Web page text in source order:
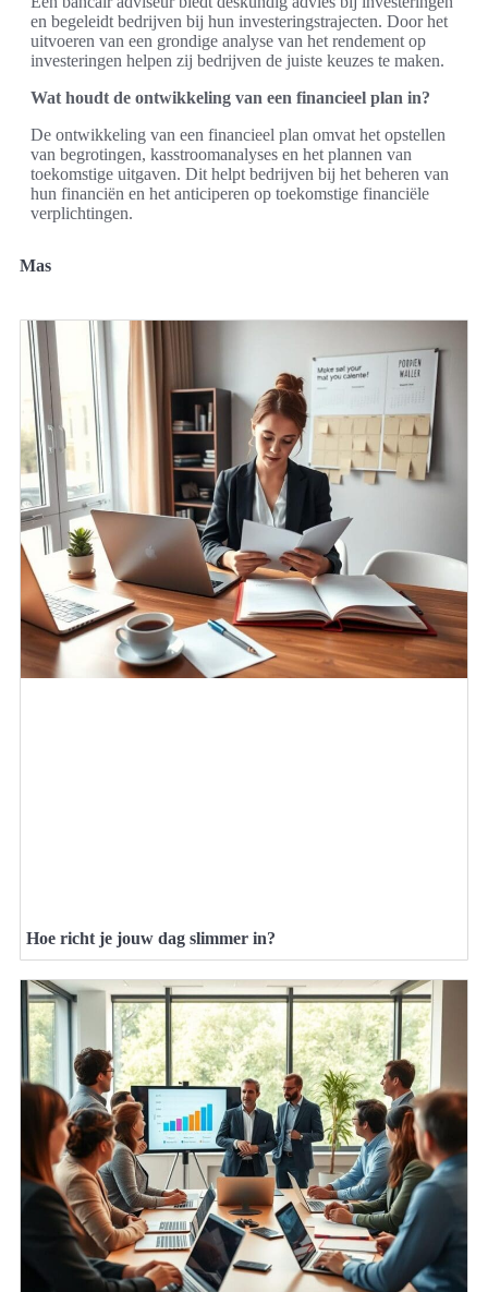
en begeleidt bedrijven bij hun investeringstrajecten. Door het
uitvoeren van een grondige analyse van het rendement op
investeringen helpen zij bedrijven de juiste keuzes te maken.
Wat houdt de ontwikkeling van een financieel plan in?
De ontwikkeling van een financieel plan omvat het opstellen
van begrotingen, kasstroomanalyses en het plannen van
toekomstige uitgaven. Dit helpt bedrijven bij het beheren van
hun financiën en het anticiperen op toekomstige financiële
verplichtingen.
Mas
Hoe richt je jouw dag slimmer in?